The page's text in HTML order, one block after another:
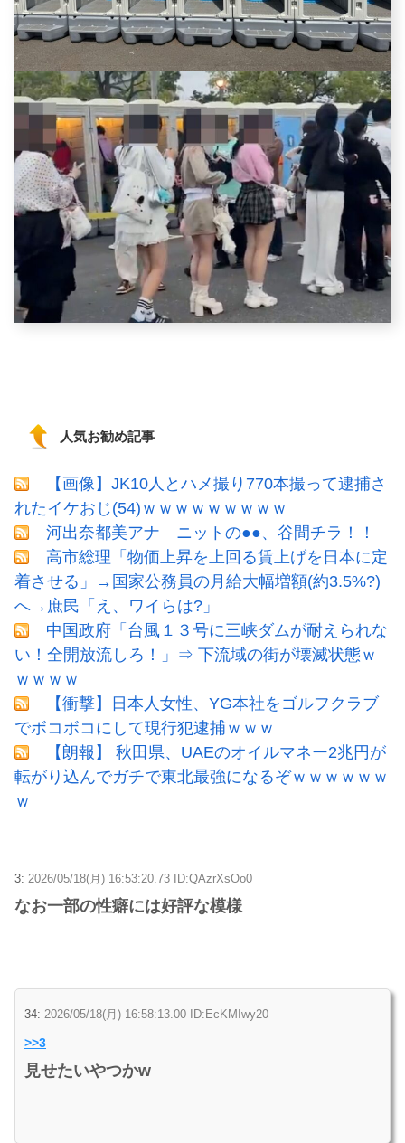
人気お勧め記事
【画像】JK10人とハメ撮り770本撮って逮捕さ
れたイケおじ(54)ｗｗｗｗｗｗｗｗｗ
河出奈都美アナ ニットの●●、谷間チラ！！
高市総理「物価上昇を上回る賃上げを日本に定
着させる」→国家公務員の月給大幅増額(約3.5%?)
へ→庶民「え、ワイらは?」
中国政府「台風１３号に三峡ダムが耐えられな
い！全開放流しろ！」⇒ 下流域の街が壊滅状態ｗ
ｗｗｗｗ
【衝撃】日本人女性、YG本社をゴルフクラブ
でボコボコにして現行犯逮捕ｗｗｗ
【朗報】 秋田県、UAEのオイルマネー2兆円が
転がり込んでガチで東北最強になるぞｗｗｗｗｗｗ
ｗ
3: 2026/05/18(月) 16:53:20.73 ID:QAzrXsOo0
なお一部の性癖には好評な模様
34: 2026/05/18(月) 16:58:13.00 ID:EcKMIwy20
>>3
見せたいやつかw